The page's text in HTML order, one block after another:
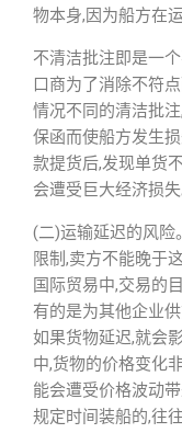
物本身,因为船方在
不清洁批注即是一
口商为了消除不符
情况不同的清洁批
保函而使船方发生
款提货后,发现单货
会遭受巨大经济损失
(二)运输延迟的风险
限制,卖方不能晚于
国际贸易中,交易的
有的是为其他企业
如果货物延迟,就会
中,货物的价格变化
能会遭受价格波动
规定时间装船的,往